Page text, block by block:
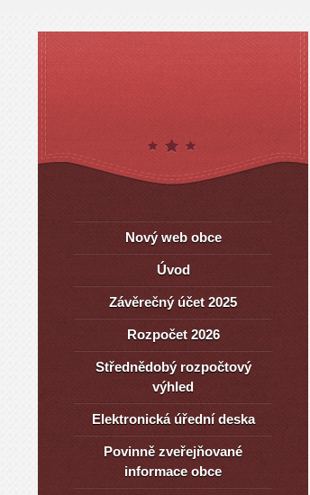
Nový web obce
Úvod
Závěrečný účet 2025
Rozpočet 2026
Střednědobý rozpočtový
výhled
Elektronická úřední deska
Povinně zveřejňované
informace obce